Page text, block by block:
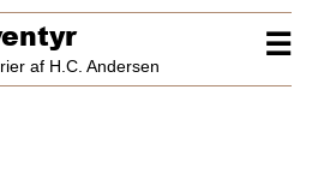
☰
af H.C. Andersen